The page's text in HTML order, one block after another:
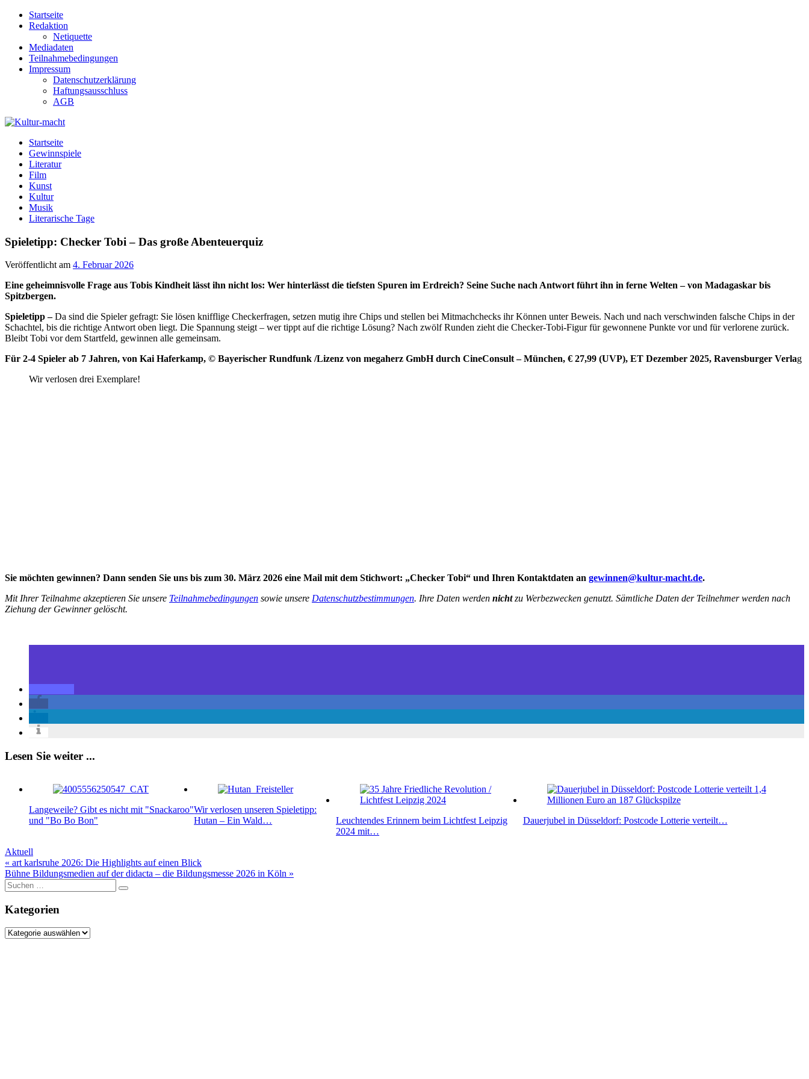
Zum
Inhalt
Startseite
Redaktion
Netiquette
Mediadaten
Teilnahmebedingungen
Impressum
Datenschutzerklärung
Haftungsausschluss
AGB
Kultur-macht
Magazin für Kunst, Literatur, Kultur, Film & Musik
Startseite
Gewinnspiele
Literatur
Film
Kunst
Kultur
Musik
Literarische Tage
Spieletipp: Checker Tobi – Das große Abenteuerquiz
Veröffentlicht am 4. Februar 2026
Eine geheimnisvolle Frage aus Tobis Kindheit lässt ihn nicht los: Wer hinterlässt die tiefsten Spuren im Erdreich? Seine Suche nach Antwort führt ihn in ferne Welten – von Madagaskar bis
Spitzbergen.
Spieletipp –Da sind die Spieler gefragt: Sie lösen knifflige Checkerfragen, setzen mutig ihre Chips und stellen bei Mitmachchecks ihr Können unter Beweis. Nach und nach verschwinden falsche Chips in der
Schachtel, bis die richtige Antwort oben liegt. Die Spannung steigt – wer tippt auf die richtige Lösung? Nach zwölf Runden zieht die Checker-Tobi-Figur für gewonnene Punkte vor und für verlorene zurück.
Bleibt Tobi vor dem Startfeld, gewinnen alle gemeinsam.
Für 2-4 Spieler ab 7 Jahren, von Kai Haferkamp, © Bayerischer Rundfunk /Lizenz von megaherz GmbH durch CineConsult – München, € 27,99 (UVP), ET Dezember 2025, Ravensburger Verlag
Wir verlosen drei Exemplare!
Sie möchten gewinnen? Dann senden Sie uns bis zum 30. März 2026 eine Mail mit dem Stichwort: „Checker Tobi“ und Ihren Kontaktdaten an gewinnen@kultur-macht.de.
Mit Ihrer Teilnahme akzeptieren Sie unsere Teilnahmebedingungen sowie unsere Datenschutzbestimmungen. Ihre Daten werden nichtzu Werbezwecken genutzt. Sämtliche Daten der Teilnehmer werden nach
Ziehung der Gewinner gelöscht.
Lesen Sie weiter ...
Langeweile? Gibt es nicht mit "Snackaroo"
und "Bo Bo Bon"
Wir verlosen unseren Spieletipp:
Hutan – Ein Wald…
Leuchtendes Erinnern beim Lichtfest Leipzig
2024 mit…
Dauerjubel in Düsseldorf: Postcode Lotterie verteilt…
Aktuell
Beitragsnavigation
« art karlsruhe 2026: Die Highlights auf einen Blick
Bühne Bildungsmedien auf der didacta – die Bildungsmesse 2026 in Köln »
Suche
nach:
Kategorien
Kategorien